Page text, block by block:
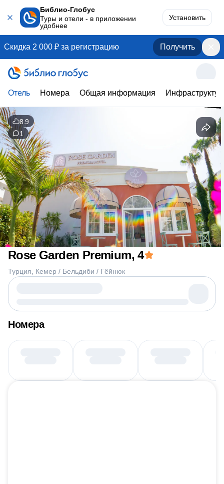
Библио-Глобус
Туры и отели - в приложении
удобнее
Установить
Скидка 2 000 ₽ за регистрацию Получить
Отель Номера Общая информация
Rose Garden Premium, 4
Турция Кемер / Бельдиби / Гёйнюк
8.9
1
Номера